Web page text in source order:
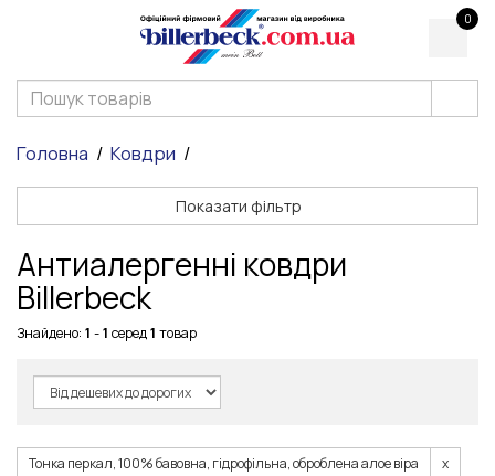
0
Головна Ковдри
Показати фільтр
Антиалергенні ковдри
Billerbeck
Знайдено: 1 -1 серед1 товар
Тонка перкал, 100% бавовна, гідрофільна, оброблена алое віра